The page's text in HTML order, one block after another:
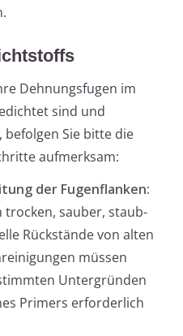
Dehnungsfugen im
sind und
Sie bitte die
aufmerksam:
der Fugenflanken:
trocken, sauber, staub-
Rückstände von alten
müssen
Untergründen
Primers erforderlich